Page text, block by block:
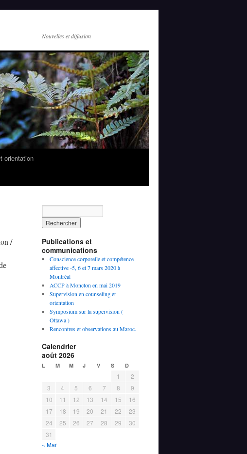
Nouvelles et diffusion
orientation
/
Publications et
communications
Conscience corporelle et compétence
affective -5, 6 et 7 mars 2020 à
Montréal
ACCP à Moncton en mai 2019
Supervision en counseling et
orientation
Symposium sur la supervision (
Ottawa )
Rencontres et observations au Maroc.
Calendrier
août 2026
L M M J V S D
« Mar
1
2
3
4 5 6 7 8
9
10
11 12 13 14 15
16
17
18 19 20 21 22
23
24
25 26 27 28 29
30
31